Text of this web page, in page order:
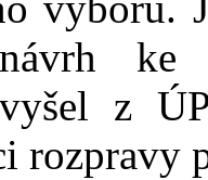
ke
z
rozpravy